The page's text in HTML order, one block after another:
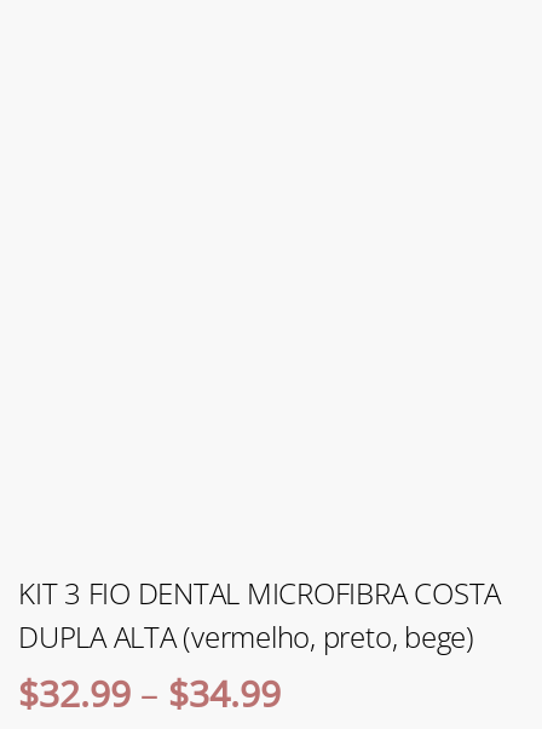
KIT 3 FIO DENTAL MICROFIBRA COSTA
DUPLA ALTA (vermelho, preto, bege)
$32.99 – $34.99